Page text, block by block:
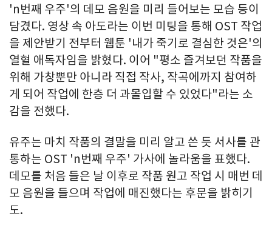
'n번째 우주'의 데모 음원을 미리 들어보는 모습 등이
담겼다. 영상 속 아도라는 이번 미팅을 통해 OST 작업
을 제안받기 전부터 웹툰 '내가 죽기로 결심한 것은'의
열혈 애독자임을 밝혔다. 이어 "평소 즐겨보던 작품을
위해 가창뿐만 아니라 직접 작사, 작곡에까지 참여하
게 되어 작업에 한층 더 과몰입할 수 있었다"라는 소
감을 전했다.
유주는 마치 작품의 결말을 미리 알고 쓴 듯 서사를 관
통하는 OST 'n번째 우주' 가사에 놀라움을 표했다.
데모를 처음 들은 날 이후로 작품 원고 작업 시 매번 데
모 음원을 들으며 작업에 매진했다는 후문을 밝히기
도.